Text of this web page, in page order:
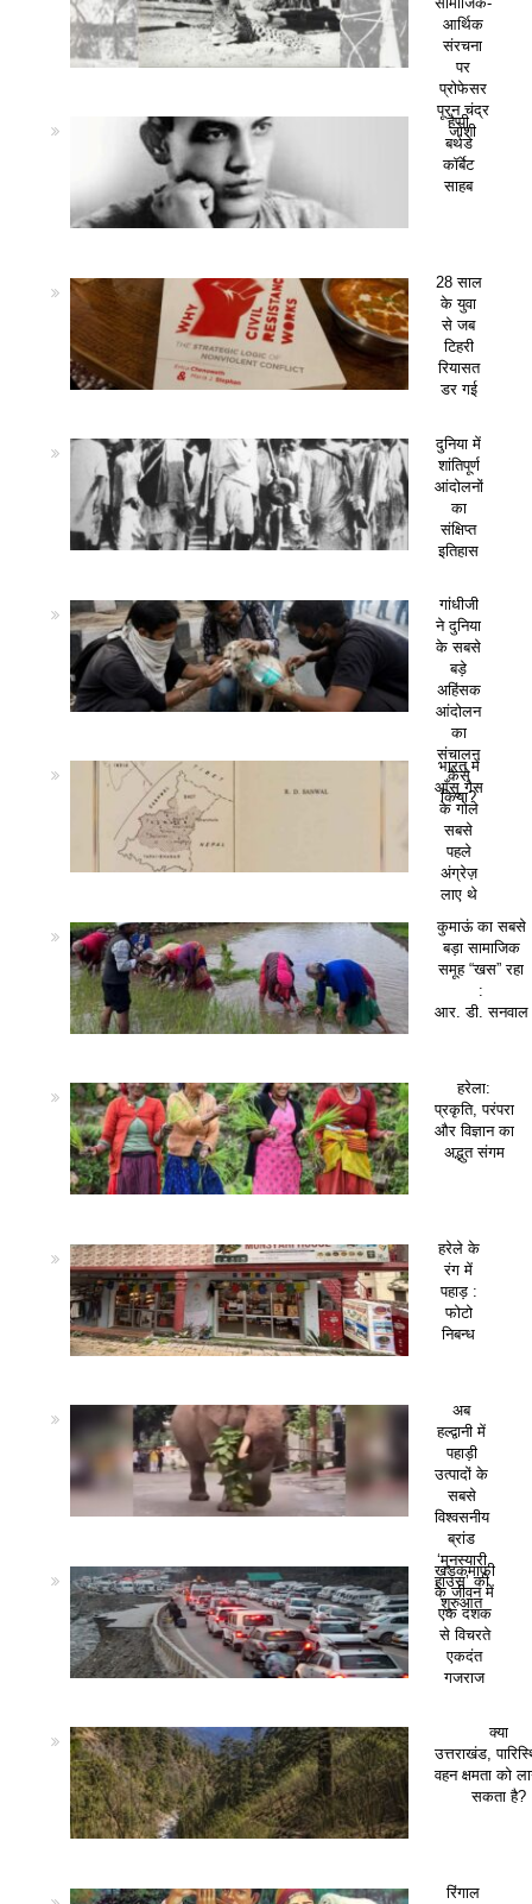
आर्थिक
संरचना
पर
प्रोफेसर
पूरन चंद्र
जोशी
हैप्पी
बर्थडे
कॉर्बेट
साहब
28 साल
के युवा
से जब
टिहरी
रियासत
डर गई
दुनिया में
शांतिपूर्ण
आंदोलनों
का
संक्षिप्त
इतिहास
गांधीजी
ने दुनिया
के सबसे
बड़े
अहिंसक
आंदोलन
का
संचालन
कैसे
किया?
भारत में
आँसू गैस
के गोले
सबसे
पहले
अंग्रेज़
लाए थे
कुमाऊं का सबसे
बड़ा सामाजिक
समूह “खस” रहा
:
आर. डी. सनवाल
हरेला:
प्रकृति, परंपरा
और विज्ञान का
अद्भुत संगम
हरेले के
रंग में
पहाड़ :
फोटो
निबन्ध
अब
हल्द्वानी में
पहाड़ी
उत्पादों के
सबसे
विश्वसनीय
ब्रांड
‘मुनस्यारी
हाउस’ की
शुरुआत
खड़कमाफी
के जीवन में
एक दशक
से विचरते
एकदंत
गजराज
क्या
उत्तराखंड,
वहन क्षमता को
सकता है?
रिंगाल